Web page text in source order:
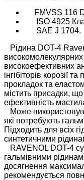
FMVSS 116
ISO 4925
SAE J 1704.
Рідина DOT-4
високоефективних
інгібіторів корозії
прокладок та
містить присадки,
ефективність
Може
які потребують
Підходить для всіх
синтетичними
RAVENOL DOT-4
гальмівними
досягнення
рекомендується